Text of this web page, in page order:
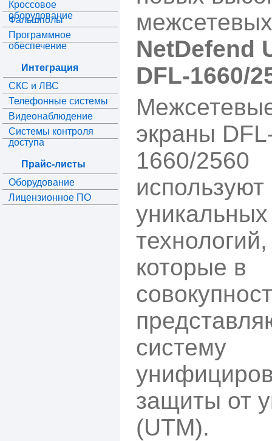
Кроссовое
оборудование
Фальшполы
Программное
обеспечение
Интеграция
СКС и ЛВС
Телефонные системы
Видеонаблюдение
Системы контроля
доступа
Прайс-листы
Оборудование
Лицензионное ПО
NetDefend
DFL-1660/
экраны
1660/2560
используют
уникальных
технологий,
которые в
систему
защиты от
(UTM).